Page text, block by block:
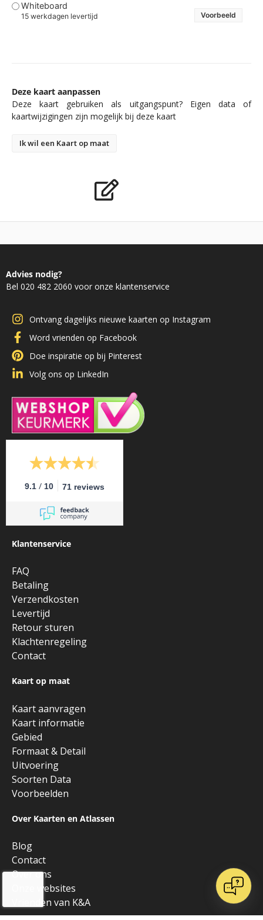
Whiteboard
15 werkdagen levertijd Voorbeeld
Deze kaart aanpassen
Deze kaart gebruiken als uitgangspunt? Eigen data of
kaartwijzigingen zijn mogelijk bij deze kaart
Ik wil een Kaart op maat
Advies nodig?
Bel 020 482 2060 voor onze klantenservice
Ontvang dagelijks nieuwe kaarten op Instagram
Word vrienden op Facebook
Doe inspiratie op bij Pinterest
Volg ons op LinkedIn
9.1 / 10 71 reviews
Klantenservice
FAQ
Betaling
Verzendkosten
Levertijd
Retour sturen
Klachtenregeling
Contact
Kaart op maat
Kaart aanvragen
Kaart informatie
Gebied
Formaat & Detail
Uitvoering
Soorten Data
Voorbeelden
Over Kaarten en Atlassen
Blog
Contact
Over ons
Onze websites
Vrienden van K&A